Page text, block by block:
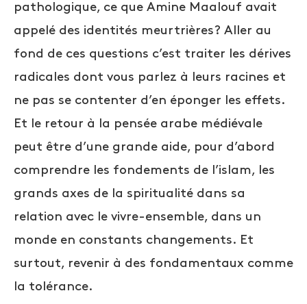
pathologique, ce que Amine Maalouf avait
appelé des identités meurtrières? Aller au
fond de ces questions c’est traiter les dérives
radicales dont vous parlez à leurs racines et
ne pas se contenter d’en éponger les effets.
Et le retour à la pensée arabe médiévale
peut être d’une grande aide, pour d’abord
comprendre les fondements de l’islam, les
grands axes de la spiritualité dans sa
relation avec le vivre-ensemble, dans un
monde en constants changements. Et
surtout, revenir à des fondamentaux comme
la tolérance.